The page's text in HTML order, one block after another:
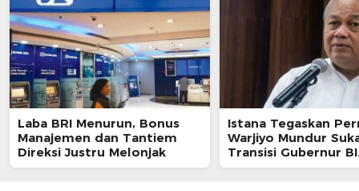
Laba BRI Menurun, Bonus
Manajemen dan Tantiem
Direksi Justru Melonjak
Istana Tegaskan
Warjiyo Mundur
Transisi Gubernur BI
Berjalan Sesuai UU